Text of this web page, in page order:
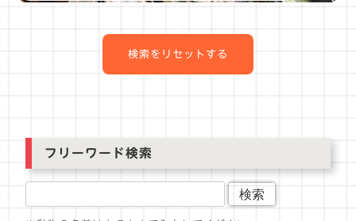
フリーワード検索
検索
検索をリセットする